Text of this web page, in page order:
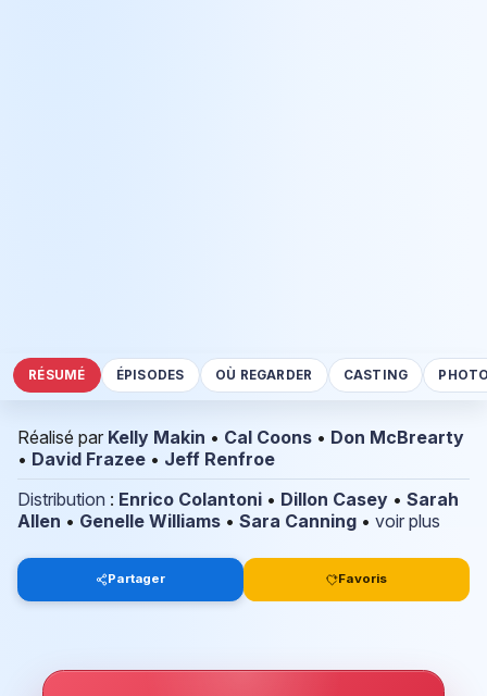
RÉSUMÉ ÉPISODES OÙ REGARDER CASTING
Réalisé par Kelly Makin • Cal Coons • Don McBrearty
• David Frazee • Jeff Renfroe
Distribution : Enrico Colantoni • Dillon Casey • Sarah
Allen • Genelle Williams • Sara Canning • voir plus
Partager Favoris